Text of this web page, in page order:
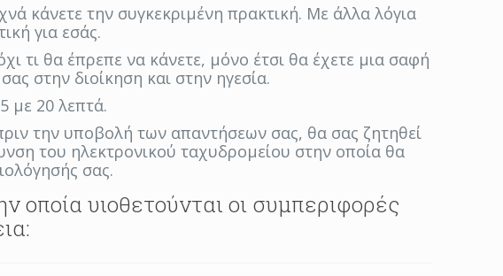
κάνετε την συγκεκριμένη πρακτική. Με άλλα λόγια
για εσάς.
τι θα έπρεπε να κάνετε, μόνο έτσι θα έχετε μια σαφή
στην διοίκηση και στην ηγεσία.
με 20 λεπτά.
την υποβολή των απαντήσεων σας, θα σας ζητηθεί
του ηλεκτρονικού ταχυδρομείου στην οποία θα
σας.
οποία υιοθετούνται οι συμπεριφορές